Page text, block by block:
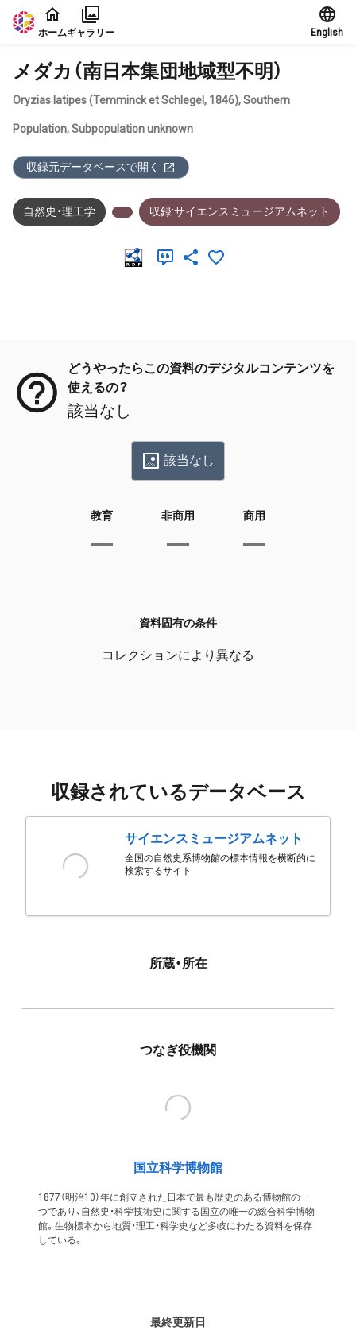
本文に飛ぶ
ホームギャラリー English
メダカ（南日本集団地域型不明）
Oryzias latipes (Temminck et Schlegel, 1846), Southern
Population, Subpopulation unknown
収録元データベースで開く
自然史・理工学 収録:サイエンスミュージアムネット
どうやったらこの資料のデジタルコンテンツを
使えるの？
該当なし
該当なし
教育 非商用 商用
資料固有の条件
コレクションにより異なる
収録されているデータベース
サイエンスミュージアムネット
全国の自然史系博物館の標本情報を横断的に
検索するサイト
所蔵・所在
つなぎ役機関
国立科学博物館
1877（明治10）年に創立された日本で最も歴史のある博物館の一
つであり、自然史・科学技術史に関する国立の唯一の総合科学博物
館。生物標本から地質・理工・科学史など多岐にわたる資料を保存
している。
最終更新日